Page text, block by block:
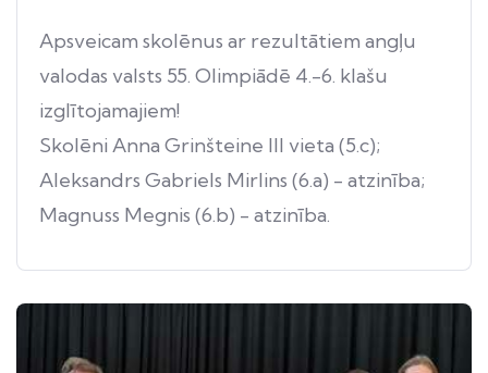
Apsveicam skolēnus ar rezultātiem angļu
valodas valsts 55. Olimpiādē 4.-6. klašu
izglītojamajiem!
Skolēni Anna Grinšteine III vieta (5.c);
Aleksandrs Gabriels Mirlins (6.a) - atzinība;
Magnuss Megnis (6.b) - atzinība.